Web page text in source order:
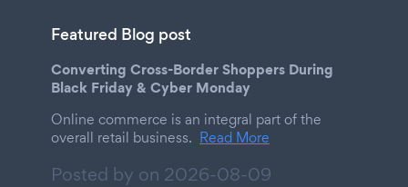
Featured Blog post
Converting Cross-Border Shoppers During
Black Friday & Cyber Monday
Online commerce is an integral part of the
overall retail business. Read More
Posted by on 2026-08-09